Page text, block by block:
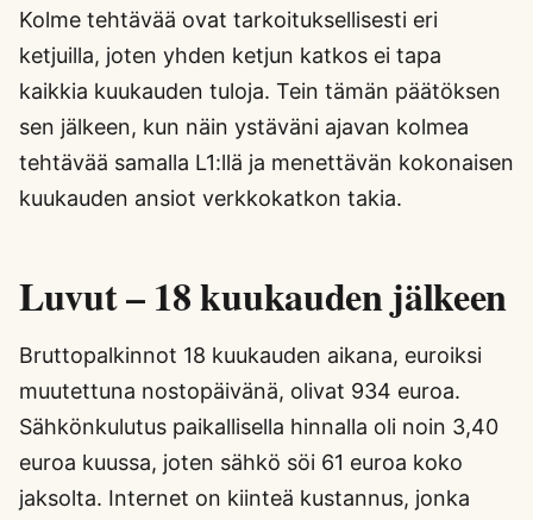
Kolme tehtävää ovat tarkoituksellisesti eri
ketjuilla, joten yhden ketjun katkos ei tapa
kaikkia kuukauden tuloja. Tein tämän päätöksen
sen jälkeen, kun näin ystäväni ajavan kolmea
tehtävää samalla L1:llä ja menettävän kokonaisen
kuukauden ansiot verkkokatkon takia.
Luvut – 18 kuukauden jälkeen
Bruttopalkinnot 18 kuukauden aikana, euroiksi
muutettuna nostopäivänä, olivat 934 euroa.
Sähkönkulutus paikallisella hinnalla oli noin 3,40
euroa kuussa, joten sähkö söi 61 euroa koko
jaksolta. Internet on kiinteä kustannus, jonka